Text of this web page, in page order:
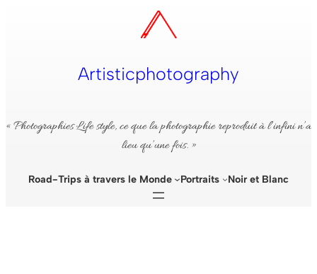
Artisticphotography
« Photographies Life style, ce que la photographie reproduit à l’infini n’a
lieu qu’une fois. »
Road-Trips à travers le Monde Portraits Noir et Blanc